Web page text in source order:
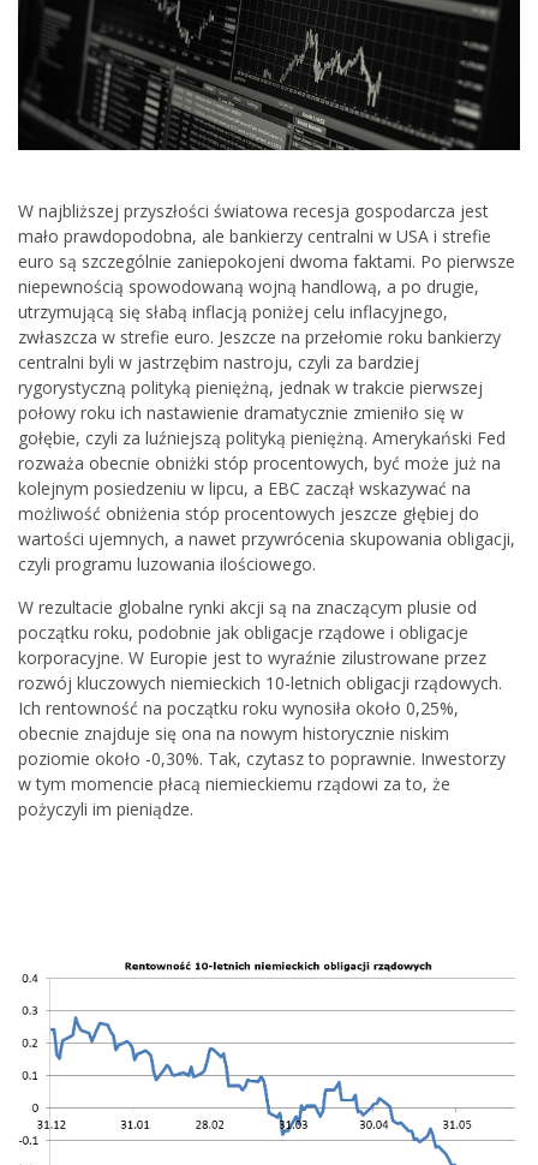
W najbliższej przyszłości światowa recesja gospodarcza jest
mało prawdopodobna, ale bankierzy centralni w USA i strefie
euro są szczególnie zaniepokojeni dwoma faktami. Po pierwsze
niepewnością spowodowaną wojną handlową, a po drugie,
utrzymującą się słabą inflacją poniżej celu inflacyjnego,
zwłaszcza w strefie euro. Jeszcze na przełomie roku bankierzy
centralni byli w jastrzębim nastroju, czyli za bardziej
rygorystyczną polityką pieniężną, jednak w trakcie pierwszej
połowy roku ich nastawienie dramatycznie zmieniło się w
gołębie, czyli za luźniejszą polityką pieniężną. Amerykański Fed
rozważa obecnie obniżki stóp procentowych, być może już na
kolejnym posiedzeniu w lipcu, a EBC zaczął wskazywać na
możliwość obniżenia stóp procentowych jeszcze głębiej do
wartości ujemnych, a nawet przywrócenia skupowania obligacji,
czyli programu luzowania ilościowego.
W rezultacie globalne rynki akcji są na znaczącym plusie od
początku roku, podobnie jak obligacje rządowe i obligacje
korporacyjne. W Europie jest to wyraźnie zilustrowane przez
rozwój kluczowych niemieckich 10-letnich obligacji rządowych.
Ich rentowność na początku roku wynosiła około 0,25%,
obecnie znajduje się ona na nowym historycznie niskim
poziomie około -0,30%. Tak, czytasz to poprawnie. Inwestorzy
w tym momencie płacą niemieckiemu rządowi za to, że
pożyczyli im pieniądze.